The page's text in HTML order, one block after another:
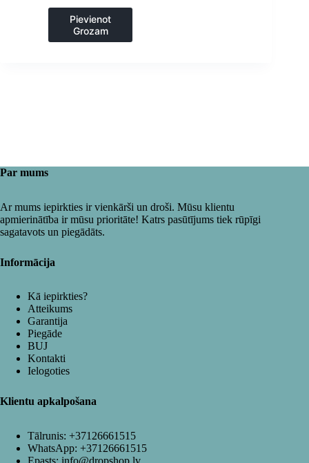
Pievienot
Grozam
Par mums
Ar mums iepirkties ir vienkārši un droši. Mūsu klientu
apmierinātība ir mūsu prioritāte! Katrs pasūtījums tiek rūpīgi
sagatavots un piegādāts.
Informācija
Kā iepirkties?
Atteikums
Garantija
Piegāde
BUJ
Kontakti
Ielogoties
Klientu apkalpošana
Tālrunis: +37126661515
WhatsApp: +37126661515